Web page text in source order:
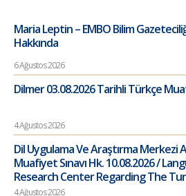
Maria Leptin – EMBO Bilim
Hakkında
6 Ağustos 2026
Dilmer 03.08.2026 Tarihli Türkçe
4 Ağustos 2026
Dil Uygulama Ve Araştırma Merkezi
Muafiyet Sınavı Hk. 10.08.2026 /
Research Center Regarding The
4 Ağustos 2026